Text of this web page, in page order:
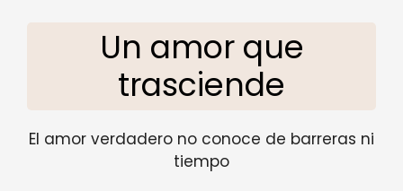
Un amor que
trasciende
El amor verdadero no conoce de barreras ni
tiempo